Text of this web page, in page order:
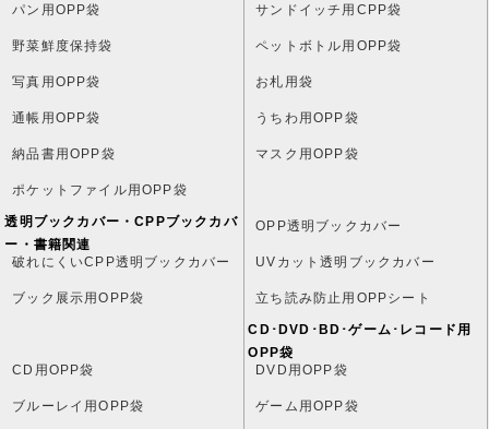
パン用OPP袋 サンドイッチ用CPP袋
野菜鮮度保持袋 ペットボトル用OPP袋
写真用OPP袋 お札用袋
通帳用OPP袋 うちわ用OPP袋
納品書用OPP袋 マスク用OPP袋
ポケットファイル用OPP袋
透明ブックカバー・CPPブックカバ
ー・書籍関連
OPP透明ブックカバー
破れにくいCPP透明ブックカバー UVカット透明ブックカバー
ブック展示用OPP袋 立ち読み防止用OPPシート
CD･DVD･BD･ゲーム･レコード用
OPP袋
CD用OPP袋
DVD用OPP袋
ブルーレイ用OPP袋 ゲーム用OPP袋